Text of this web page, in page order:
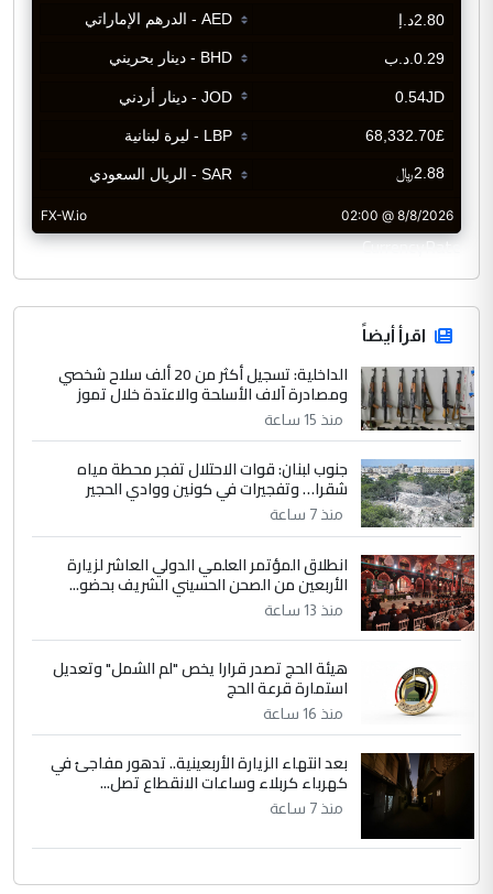
CurrencyRate
اقرأ أيضاً
الداخلية: تسجيل أكثر من 20 ألف سلاح شخصي
ومصادرة آلاف الأسلحة والاعتدة خلال تموز
منذ 15 ساعة
جنوب لبنان: قوات الاحتلال تفجر محطة مياه
شقرا… وتفجيرات في كونين ووادي الحجير
منذ 7 ساعة
انطلاق المؤتمر العلمي الدولي العاشر لزيارة
الأربعين من الصحن الحسيني الشريف بحضو...
منذ 13 ساعة
هيئة الحج تصدر قرارا يخص "لم الشمل" وتعديل
استمارة قرعة الحج
منذ 16 ساعة
بعد انتهاء الزيارة الأربعينية.. تدهور مفاجئ في
كهرباء كربلاء وساعات الانقطاع تصل...
منذ 7 ساعة